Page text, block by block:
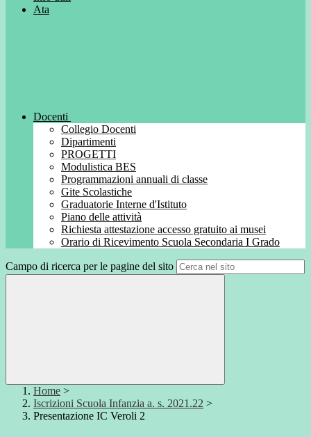
Ata
Docenti
Collegio Docenti
Dipartimenti
PROGETTI
Modulistica BES
Programmazioni annuali di classe
Gite Scolastiche
Graduatorie Interne d'Istituto
Piano delle attività
Richiesta attestazione accesso gratuito ai musei
Orario di Ricevimento Scuola Secondaria I Grado
Campo di ricerca per le pagine del sito
Home >
Iscrizioni Scuola Infanzia a. s. 2021.22 >
Presentazione IC Veroli 2